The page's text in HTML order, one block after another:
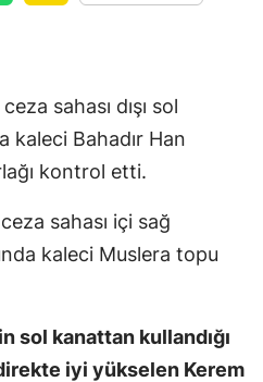
sahası dışı sol
kaleci Bahadır Han
kontrol etti.
sahası içi sağ
kaleci Muslera topu
sol kanattan kullandığı
iyi yükselen Kerem